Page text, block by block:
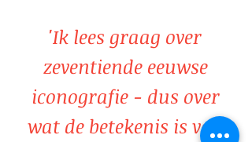
'Ik lees graag over
zeventiende eeuwse
iconografie - dus over
wat de betekenis is van